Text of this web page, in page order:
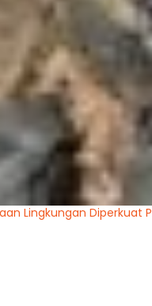
Lingkungan Diperkuat